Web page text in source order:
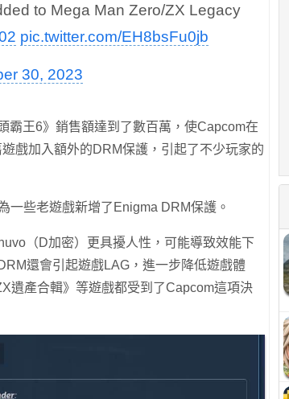
to Mega Man Zero/ZX Legacy
pic.twitter.com/EH8bsFu0jb
30, 2023
霸王6》銷售額達到了數百萬，使Capcom在
戲加入額外的DRM保護，引起了不少玩家的
一些老遊戲新增了Enigma DRM保護。
（D加密）更具擾人性，可能導致效能下
還會引起遊戲LAG，進一步降低遊戲體
遺產合輯》等遊戲都受到了Capcom這項決